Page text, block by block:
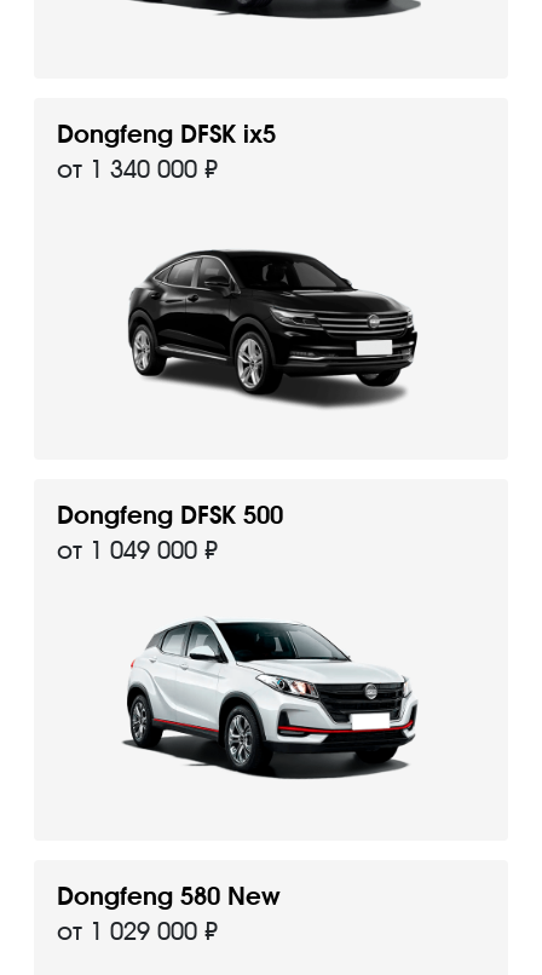
Dongfeng DFSK ix5
от 1 340 000 ₽
Dongfeng DFSK 500
от 1 049 000 ₽
Dongfeng 580 New
от 1 029 000 ₽